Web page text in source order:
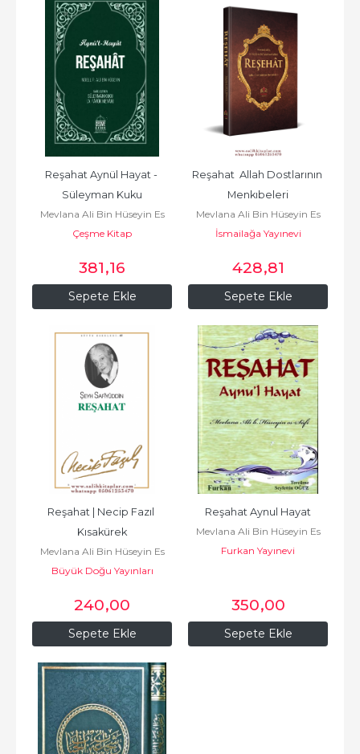
Sepete Ekle
Reşahat Aynül Hayat -
Süleyman Kuku
Mevlana Ali Bin Hüseyin Es
Safi
Çeşme Kitap
381,16
Sepete Ekle
Reşahat  Allah Dostlarının
Menkıbeleri
Mevlana Ali Bin Hüseyin Es
Safi
İsmailağa Yayınevi
428,81
Sepete Ekle
Reşahat | Necip Fazıl
Kısakürek
Mevlana Ali Bin Hüseyin Es
Safi
Büyük Doğu Yayınları
240,00
Sepete Ekle
Reşahat Aynul Hayat
Mevlana Ali Bin Hüseyin Es
Safi
Furkan Yayınevi
350,00